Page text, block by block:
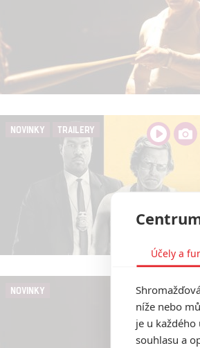
NOVINKY TRAILERY
NOVINKY
Účely a
níže nebo
je u
souhlasu a